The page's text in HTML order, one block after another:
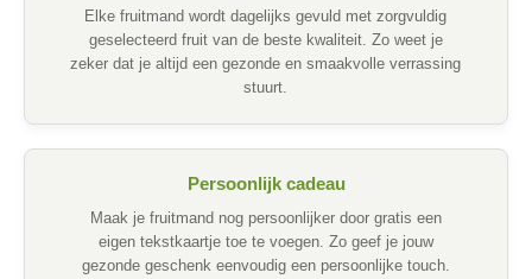
Elke fruitmand wordt dagelijks gevuld met zorgvuldig
geselecteerd fruit van de beste kwaliteit. Zo weet je
zeker dat je altijd een gezonde en smaakvolle verrassing
stuurt.
Persoonlijk cadeau
Maak je fruitmand nog persoonlijker door gratis een
eigen tekstkaartje toe te voegen. Zo geef je jouw
gezonde geschenk eenvoudig een persoonlijke touch.